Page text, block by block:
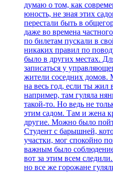
думаю о том, как
юность, не зная этих
перестали быть в
даже во времена
по билетам пускали в
никаких правил по
было в других местах.
записаться у
жители соседних
на весь год, если ты жил
например, там гуляла
такой-то. Но ведь не
этим садом. Там и жена
другие. Можно было
Студент с барышней,
участки, мог спокойно
важным было соблюдение
вот за этим всем
но все же горожане